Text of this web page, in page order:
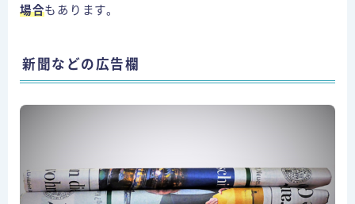
場合もあります。
新聞などの広告欄